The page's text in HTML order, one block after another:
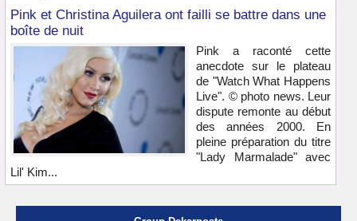
Pink et Christina Aguilera ont failli se battre dans une
boîte de nuit
Pink a raconté cette
anecdote sur le plateau
de "Watch What Happens
Live". © photo news. Leur
dispute remonte au début
des années 2000. En
pleine préparation du titre
"Lady Marmalade" avec
Lil' Kim...